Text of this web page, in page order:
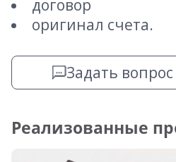
договор
оригинал счета.
Задать
Реализованные